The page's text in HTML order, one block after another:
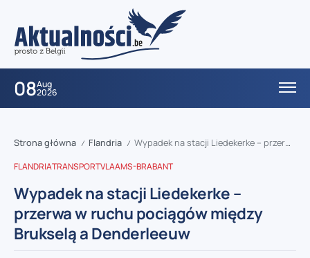
08Aug
2026
Strona główna / Flandria / Wypadek na stacji Liedekerke – przerwa w ruchu pociągów między Brukselą a Denderleeuw
FLANDRIATRANSPORTVLAAMS-BRABANT
Wypadek na stacji Liedekerke –
przerwa w ruchu pociągów między
Brukselą a Denderleeuw